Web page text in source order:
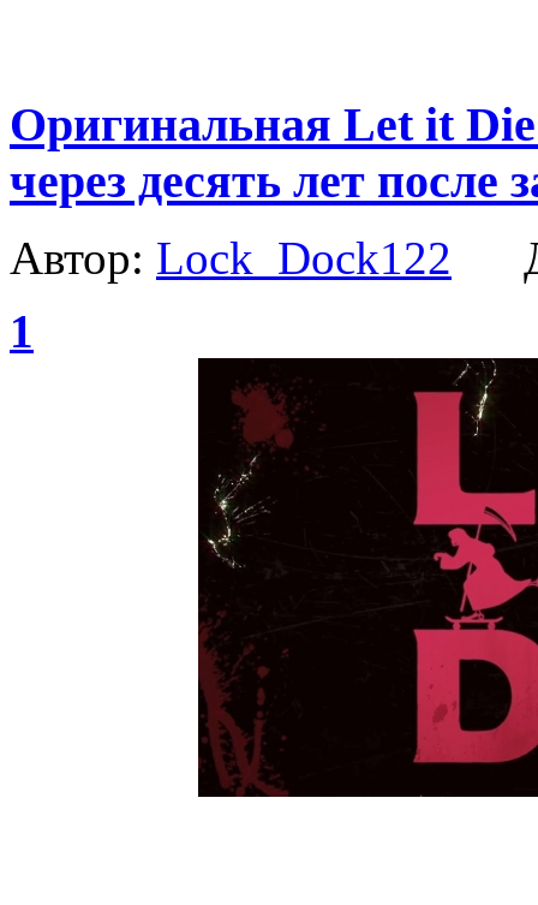
Оригинальная Let it
через десять лет после
Автор: Lock_Dock122
1